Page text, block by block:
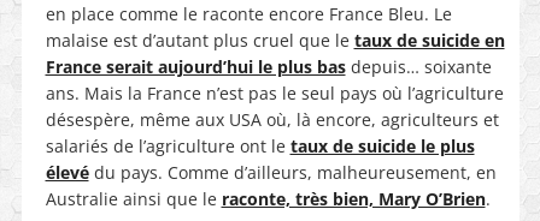
en place comme le raconte encore France Bleu. Le
malaise est d’autant plus cruel que le taux de suicide en
France serait aujourd’hui le plus basdepuis… soixante
ans. Mais la France n’est pas le seul pays où l’agriculture
désespère, même aux USA où, là encore, agriculteurs et
salariés de l’agriculture ont le taux de suicide le plus
élevédu pays. Comme d’ailleurs, malheureusement, en
Australie ainsi que le raconte, très bien, Mary O’Brien.